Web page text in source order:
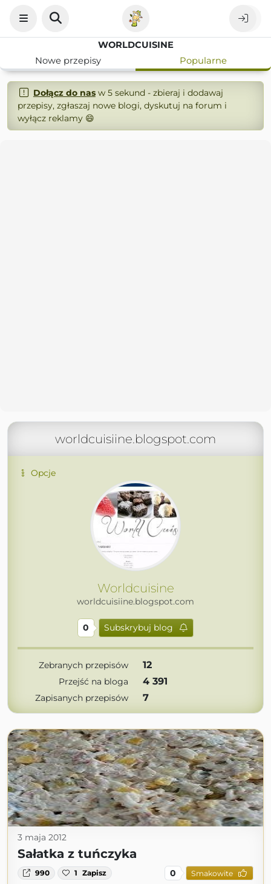
WORLDCUISINE
Nowe przepisy
Popularne
Dołącz do nasw 5 sekund - zbieraj i dodawaj
przepisy, zgłaszaj nowe blogi, dyskutuj na forum i
wyłącz reklamy 😄
worldcuisiine.blogspot.com
Opcje
Worldcuisine
worldcuisiine.blogspot.com
0 Subskrybuj blog
Zebranych przepisów 12
Przejść na bloga 4 391
Zapisanych przepisów 7
3 maja 2012
Sałatka z tuńczyka
990 1 Zapisz 0 Smakowite